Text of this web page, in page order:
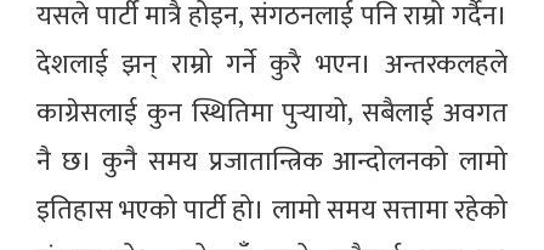
यसले पार्टी मात्रै होइन, संगठनलाई पनि राम्रो गर्दैन।
देशलाई झन् राम्रो गर्ने कुरै भएन। अन्तरकलहले
काग्रेसलाई कुन स्थितिमा पुर्‍यायो, सबैलाई अवगत
नै छ। कुनै समय प्रजातान्त्रिक आन्दोलनको लामो
इतिहास भएको पार्टी हो। लामो समय सत्तामा रहेको